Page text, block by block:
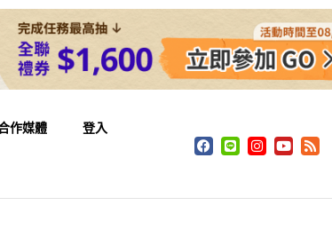
作媒體 登入